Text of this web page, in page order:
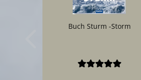
Buch Sturm -Storm